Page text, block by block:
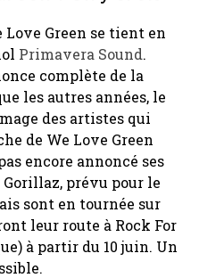
Love Green se tient en
Primavera Sound.
complète de la
les autres années, le
des artistes qui
de We Love Green
encore annoncé ses
prévu pour le
sont en tournée sur
leur route à Rock For
à partir du 10 juin. Un